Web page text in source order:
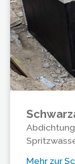
Mehr zur